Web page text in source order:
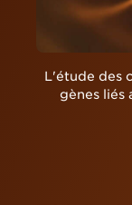
L'étude des
gènes liés